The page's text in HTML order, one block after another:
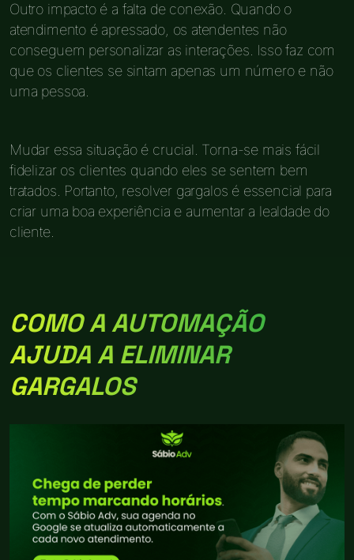
Outro impacto é a falta de conexão. Quando o
atendimento é apressado, os atendentes não
conseguem personalizar as interações. Isso faz com
que os clientes se sintam apenas um número e não
uma pessoa.
Mudar essa situação é crucial. Torna-se mais fácil
fidelizar os clientes quando eles se sentem bem
tratados. Portanto, resolver gargalos é essencial para
criar uma boa experiência e aumentar a lealdade do
cliente.
COMO A AUTOMAÇÃO
AJUDA A ELIMINAR
GARGALOS